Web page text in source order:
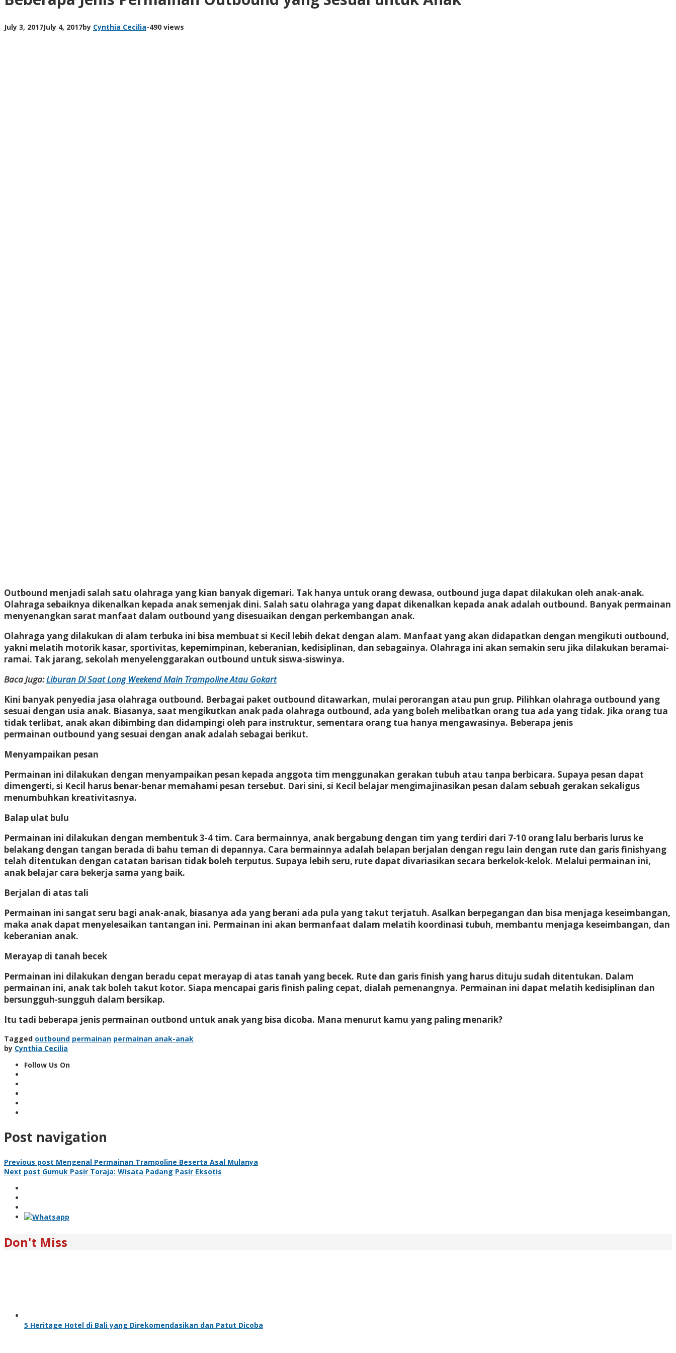
July 3, 2017July 4, 2017by Cynthia Cecilia-490 views
Outbound menjadi salah satu olahraga yang kian banyak digemari. Tak hanya untuk orang dewasa, outbound juga dapat dilakukan oleh anak-anak.
Olahraga sebaiknya dikenalkan kepada anak semenjak dini. Salah satu olahraga yang dapat dikenalkan kepada anak adalah outbound. Banyak permainan
menyenangkan sarat manfaat dalam outbound yang disesuaikan dengan perkembangan anak.
Olahraga yang dilakukan di alam terbuka ini bisa membuat si Kecil lebih dekat dengan alam. Manfaat yang akan didapatkan dengan mengikuti outbound,
yakni melatih motorik kasar, sportivitas, kepemimpinan, keberanian, kedisiplinan, dan sebagainya. Olahraga ini akan semakin seru jika dilakukan beramai-
ramai. Tak jarang, sekolah menyelenggarakan outbound untuk siswa-siswinya.
Baca Juga:Liburan Di Saat Long Weekend Main Trampoline Atau Gokart
Kini banyak penyedia jasa olahraga outbound. Berbagai paket outbound ditawarkan, mulai perorangan atau pun grup. Pilihkan olahraga outbound yang
sesuai dengan usia anak. Biasanya, saat mengikutkan anak pada olahraga outbound, ada yang boleh melibatkan orang tua ada yang tidak. Jika orang tua
tidak terlibat, anak akan dibimbing dan didampingi oleh para instruktur, sementara orang tua hanya mengawasinya. Beberapa jenis
permainan outbound yang sesuai dengan anak adalah sebagai berikut.
Menyampaikan pesan
Permainan ini dilakukan dengan menyampaikan pesan kepada anggota tim menggunakan gerakan tubuh atau tanpa berbicara. Supaya pesan dapat
dimengerti, si Kecil harus benar-benar memahami pesan tersebut. Dari sini, si Kecil belajar mengimajinasikan pesan dalam sebuah gerakan sekaligus
menumbuhkan kreativitasnya.
Balap ulat bulu
Permainan ini dilakukan dengan membentuk 3-4 tim. Cara bermainnya, anak bergabung dengan tim yang terdiri dari 7-10 orang lalu berbaris lurus ke
belakang dengan tangan berada di bahu teman di depannya. Cara bermainnya adalah belapan berjalan dengan regu lain dengan rute dan garis finishyang
telah ditentukan dengan catatan barisan tidak boleh terputus. Supaya lebih seru, rute dapat divariasikan secara berkelok-kelok. Melalui permainan ini,
anak belajar cara bekerja sama yang baik.
Berjalan di atas tali
Permainan ini sangat seru bagi anak-anak, biasanya ada yang berani ada pula yang takut terjatuh. Asalkan berpegangan dan bisa menjaga keseimbangan,
maka anak dapat menyelesaikan tantangan ini. Permainan ini akan bermanfaat dalam melatih koordinasi tubuh, membantu menjaga keseimbangan, dan
keberanian anak.
Merayap di tanah becek
Permainan ini dilakukan dengan beradu cepat merayap di atas tanah yang becek. Rute dan garis finish yang harus dituju sudah ditentukan. Dalam
permainan ini, anak tak boleh takut kotor. Siapa mencapai garis finish paling cepat, dialah pemenangnya. Permainan ini dapat melatih kedisiplinan dan
bersungguh-sungguh dalam bersikap.
Itu tadi beberapa jenis permainan outbond untuk anak yang bisa dicoba. Mana menurut kamu yang paling menarik?
Tagged outbound permainan permainan anak-anak
by Cynthia Cecilia
Follow Us On
Post navigation
Previous post Mengenal Permainan Trampoline Beserta Asal Mulanya
Next post Gumuk Pasir Toraja: Wisata Padang Pasir Eksotis
Don't Miss
5 Heritage Hotel di Bali yang Direkomendasikan dan Patut Dicoba